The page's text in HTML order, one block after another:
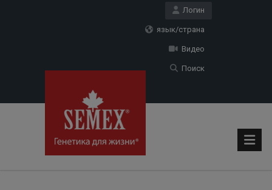
Логин
язык/страна
Видео
Поиск